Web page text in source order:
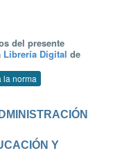
del presente
Librería Digital de
la norma
Y